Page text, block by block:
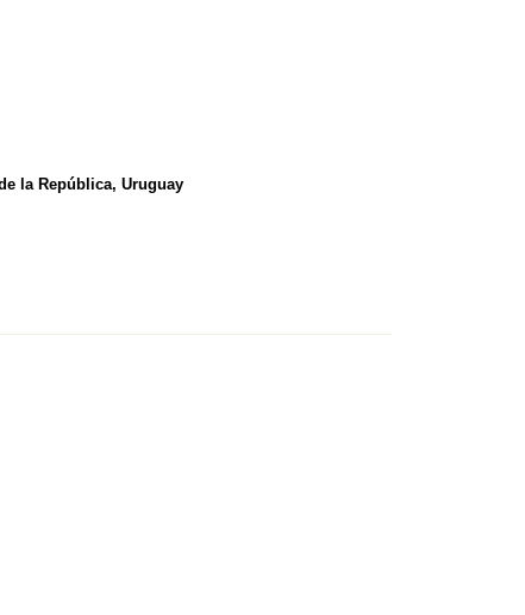
la República, Uruguay